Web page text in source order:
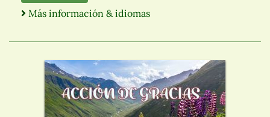
Más información & idiomas